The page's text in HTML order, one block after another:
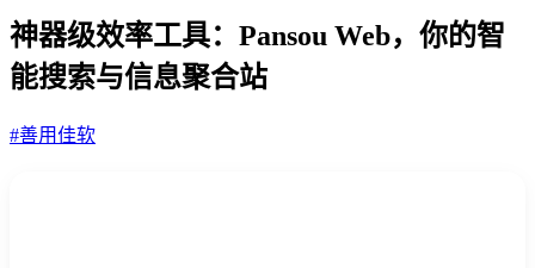
神器级效率工具：Pansou Web，你的智
能搜索与信息聚合站
#善用佳软